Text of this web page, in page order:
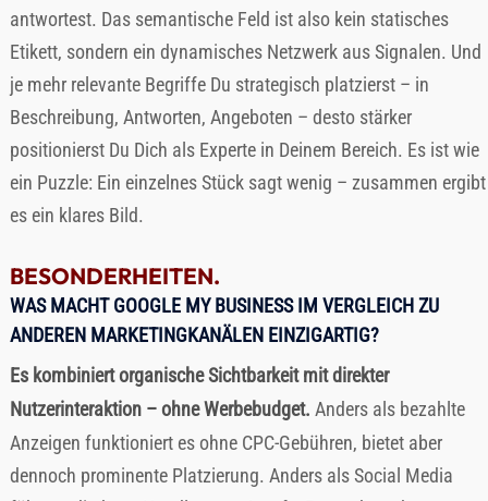
antwortest. Das semantische Feld ist also kein statisches
Etikett, sondern ein dynamisches Netzwerk aus Signalen. Und
je mehr relevante Begriffe Du strategisch platzierst – in
Beschreibung, Antworten, Angeboten – desto stärker
positionierst Du Dich als Experte in Deinem Bereich. Es ist wie
ein Puzzle: Ein einzelnes Stück sagt wenig – zusammen ergibt
es ein klares Bild.
BESONDERHEITEN.
WAS MACHT GOOGLE MY BUSINESS IM VERGLEICH ZU
ANDEREN MARKETINGKANÄLEN EINZIGARTIG?
Es kombiniert organische Sichtbarkeit mit direkter
Nutzerinteraktion – ohne Werbebudget. Anders als bezahlte
Anzeigen funktioniert es ohne CPC-Gebühren, bietet aber
dennoch prominente Platzierung. Anders als Social Media